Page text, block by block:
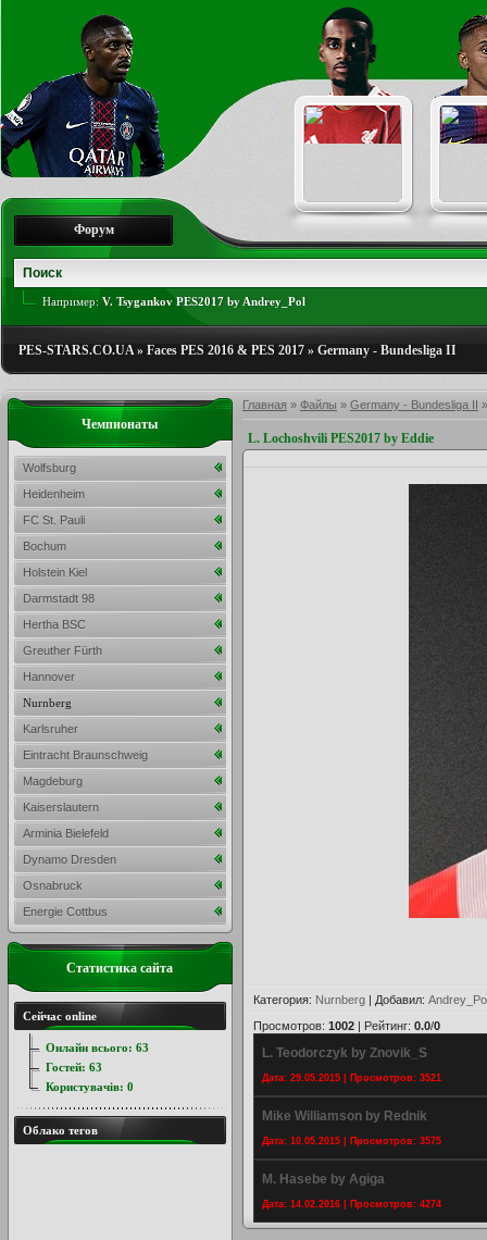
Форум
Например: V. Tsygankov PES2017 by Andrey_Pol
PES-STARS.CO.UA» Faces PES 2016 & PES 2017 » Germany - Bundesliga II
Главная » Файлы » Germany - Bundesliga II
L. Lochoshvili PES2017 by Eddie
Категория: Nurnberg | Добавил:
Просмотров: 1002 | Рейтинг: 0.0/0
L. Teodorczyk by Znovik_S
Дата: 29.05.2015 | Просмотров: 3521
Mike Williamson by Rednik
Дата: 10.05.2015 | Просмотров: 3575
M. Hasebe by Agiga
Дата: 14.02.2016 | Просмотров: 4274
Чемпионаты
Wolfsburg
Heidenheim
FC St. Pauli
Bochum
Holstein Kiel
Darmstadt 98
Hertha BSC
Greuther Fürth
Hannover
Nurnberg
Karlsruher
Eintracht Braunschweig
Magdeburg
Kaiserslautern
Arminia Bielefeld
Dynamo Dresden
Osnabruck
Energie Cottbus
Статистика сайта
Сейчас online
Онлайн всього: 63
Гостей: 63
Користувачів: 0
Облако тегов